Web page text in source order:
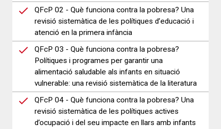
QFcP 02 - Què funciona contra la pobresa? Una
revisió sistemàtica de les polítiques d’educació i
atenció en la primera infància
QFcP 03 - Què funciona contra la pobresa?
Polítiques i programes per garantir una
alimentació saludable als infants en situació
vulnerable: una revisió sistemàtica de la literatura
QFcP 04 - Què funciona contra la pobresa? Una
revisió sistemàtica de les polítiques actives
d’ocupació i del seu impacte en llars amb infants